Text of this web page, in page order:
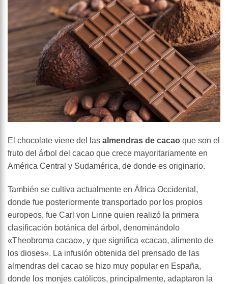
El chocolate viene del las almendras de cacao que son el
fruto del árbol del cacao que crece mayoritariamente en
América Central y Sudamérica, de donde es originario.
También se cultiva actualmente en África Occidental,
donde fue posteriormente transportado por los propios
europeos, fue Carl von Linne quien realizó la primera
clasificación botánica del árbol, denominándolo
«Theobroma cacao», y que significa «cacao, alimento de
los dioses». La infusión obtenida del prensado de las
almendras del cacao se hizo muy popular en España,
donde los monjes católicos, principalmente, adaptaron la